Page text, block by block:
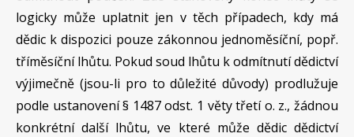
logicky může uplatnit jen v těch případech, kdy má
dědic k dispozici pouze zákonnou jednoměsíční, popř.
tříměsíční lhůtu. Pokud soud lhůtu k odmítnutí dědictví
výjimečně (jsou-li pro to důležité důvody) prodlužuje
podle ustanovení § 1487 odst. 1 věty třetí o. z., žádnou
konkrétní další lhůtu, ve které může dědic dědictví